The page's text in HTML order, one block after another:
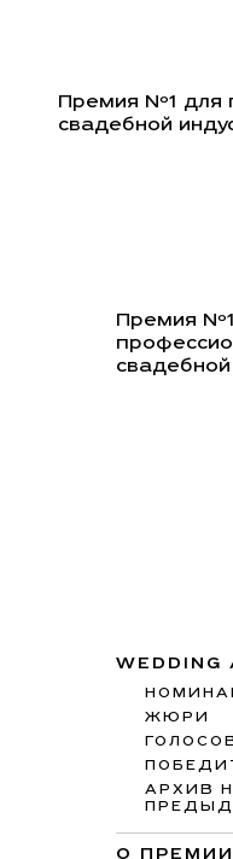
Премия Nº1 для
свадебной
Премия
свадебной
WEDDING
ЖЮРИ
АРХИВ
О ПРЕМИИ